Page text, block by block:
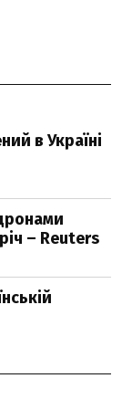
в Україні
– Reuters